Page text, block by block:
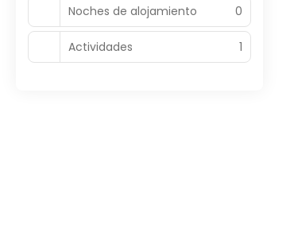
Noches de alojamiento 0
Actividades 1